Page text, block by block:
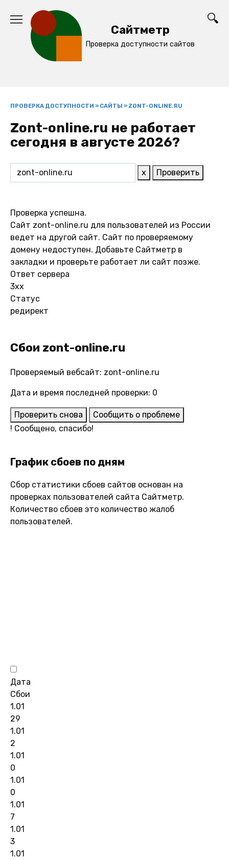
содержанию
Сайтметр
Проверка доступности сайтов
ПРОВЕРКА ДОСТУПНОСТИ » САЙТЫ » ZONT-ONLINE.RU
Zont-online.ru не работает
сегодня в августе 2026?
x Проверить
Проверка успешна.
Сайт zont-online.ru для пользователей из России
ведет на другой сайт. Сайт по проверяемому
домену недоступен. Добавьте Сайтметр в
закладки и проверьте работает ли сайт позже.
Ответ сервера
3xx
Статус
редирект
Сбои zont-online.ru
Проверяемый вебсайт: zont-online.ru
Дата и время последней проверки: 0
Проверить снова
Сообщить о проблеме
! Сообщено, спасибо!
График сбоев по дням
Сбор статистики сбоев сайтов основан на
проверках пользователей сайта Сайтметр.
Количество сбоев это количество жалоб
пользователей.
Дата
Сбои
1.01
29
1.01
2
1.01
0
1.01
0
1.01
7
1.01
3
1.01